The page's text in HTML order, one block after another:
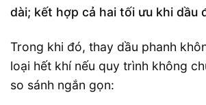
dài; kết hợp cả hai tối ưu khi dầu
Trong khi đó, thay dầu phanh
loại hết khí nếu quy trình không
so sánh ngắn gọn: